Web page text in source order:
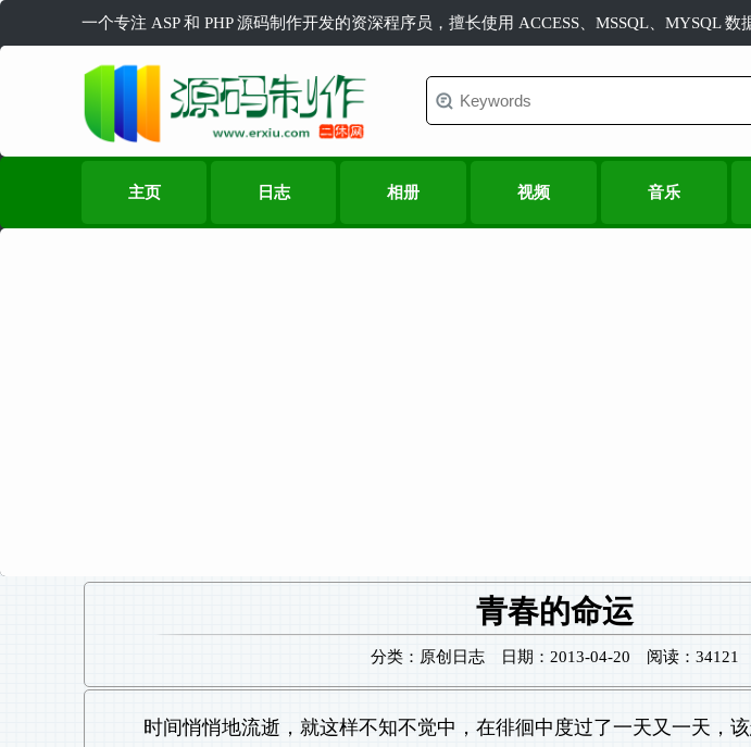
一个专注 ASP 和 PHP 源码制作开发的资深程序员，擅长使用 ACCESS、MSSQL、MYSQL
主页 日志 相册 视频 音乐
青春的命运
分类：原创日志 日期：2013-04-20 阅读：34121
时间悄悄地流逝，就这样不知不觉中，在徘徊中度过了一天又一天，